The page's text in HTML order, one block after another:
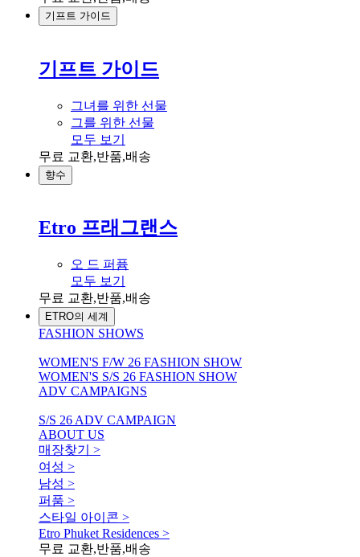
기프트 가이드
기프트 가이드
그녀를 위한 선물
그를 위한 선물
모두 보기
무료 교환,반품,배송
향수
Etro 프래그랜스
오 드 퍼퓸
모두 보기
무료 교환,반품,배송
ETRO의 세계
FASHION SHOWS
WOMEN'S F/W 26 FASHION SHOW
WOMEN'S S/S 26 FASHION SHOW
ADV CAMPAIGNS
S/S 26 ADV CAMPAIGN
ABOUT US
매장찾기 >
여성 >
남성 >
퍼품 >
스타일 아이콘 >
Etro Phuket Residences >
무료 교환,반품,배송